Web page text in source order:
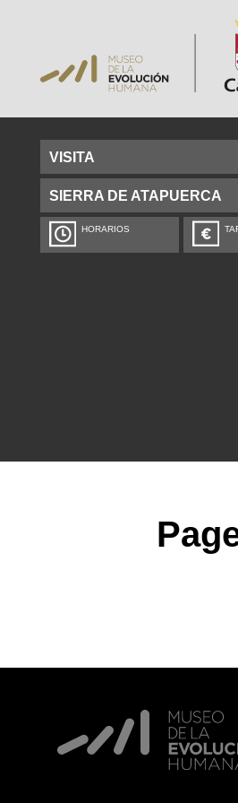
VISITA
SIERRA DE ATAPUERCA
HORARIOS